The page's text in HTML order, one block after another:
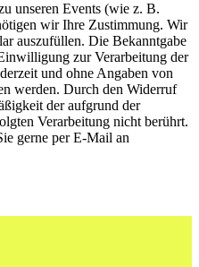
unseren Events (wie z. B.
wir Ihre Zustimmung. Wir
auszufüllen. Die Bekanntgabe
zur Verarbeitung der
und ohne Angaben von
werden. Durch den Widerruf
der aufgrund der
Verarbeitung nicht berührt.
gerne per E-Mail an